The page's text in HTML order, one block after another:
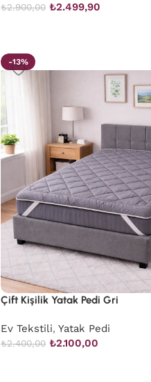
₺2.900,00 ₺2.499,90
-13%
Çift Kişilik Yatak Pedi Gri
Ev Tekstili, Yatak Pedi
₺2.400,00 ₺2.100,00